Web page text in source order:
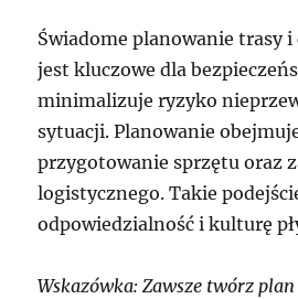
Świadome planowanie trasy i
jest kluczowe dla
minimalizuje ryzyko
sytuacji. Planowanie
przygotowanie sprzętu oraz
logistycznego. Takie
odpowiedzialność i kulturę
Wskazówka: Zawsze twórz